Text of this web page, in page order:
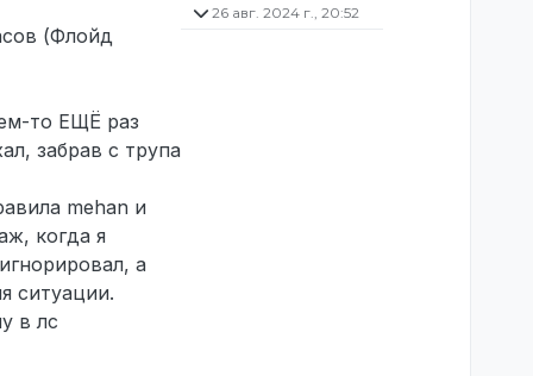
(Флойд
то ЕЩЁ раз
забрав с трупа
mehan и
когда я
а
ситуации.
в лс
26 авг. 2024 г., 20:52